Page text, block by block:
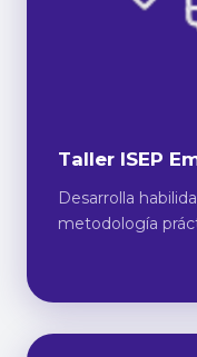
Taller ISEP
Desarrolla
metodología